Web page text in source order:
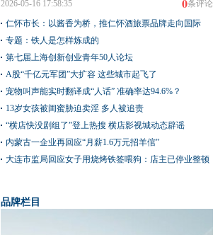
条评论
2026-05-16 17:58:35
仁怀市长：以酱香为桥，推仁怀酒旅票品牌走向国际
专题：铁人是怎样炼成的
第七届上海创新创业青年50人论坛
A股“千亿元军团”大扩容 这些城市起飞了
宠物叫声能实时翻译成“人话” 准确率达94.6%？
13岁女孩被闺蜜胁迫卖淫 多人被追责
“横店快没剧组了”登上热搜 横店影视城动态辟谣
内蒙古一企业再回应“月薪1.6万元招羊倌”
大连市监局回应女子用烧烤铁签喂狗：店主已停业整顿
品牌栏目